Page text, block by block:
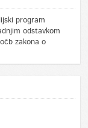
program
odstavkom
zakona o